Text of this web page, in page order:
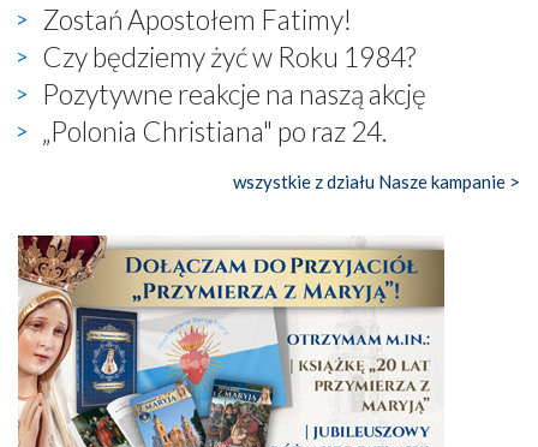
Zostań Apostołem Fatimy!
Czy będziemy żyć w Roku 1984?
Pozytywne reakcje na naszą akcję
„Polonia Christiana" po raz 24.
wszystkie z działu Nasze kampanie >